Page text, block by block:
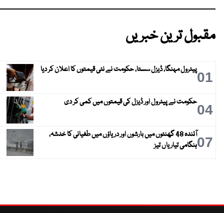
مقبول ترین خبریں
01پیٹرول مہنگا، ڈیزل سستا، حکومت نے نئی قیمتوں کا اعلان کر دیا
04حکومت نے پیٹرول اور ڈیزل کی قیمتوں میں کمی کر دی
07
آئندہ 48 گھنٹوں میں بارشوں اور دریاؤں میں طغیانی کا خدشہ،
ہنگامی تیاریاں تیز